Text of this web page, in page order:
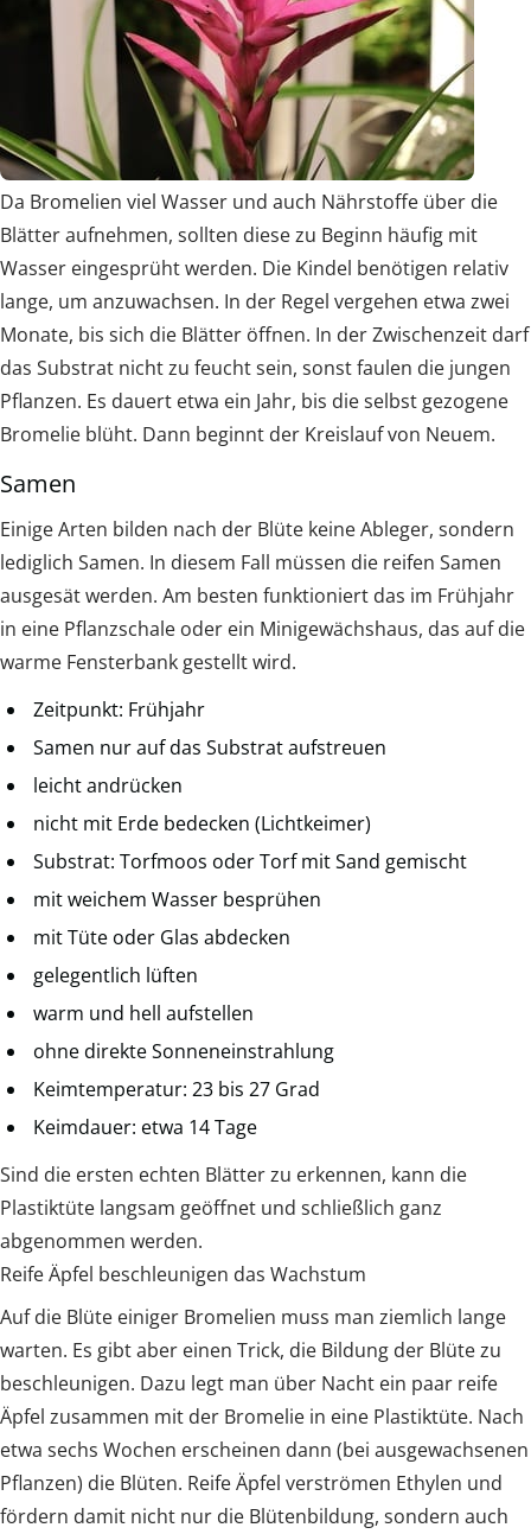
Da Bromelien viel Wasser und auch Nährstoffe über die
Blätter aufnehmen, sollten diese zu Beginn häufig mit
Wasser eingesprüht werden. Die Kindel benötigen relativ
lange, um anzuwachsen. In der Regel vergehen etwa zwei
Monate, bis sich die Blätter öffnen. In der Zwischenzeit darf
das Substrat nicht zu feucht sein, sonst faulen die jungen
Pflanzen. Es dauert etwa ein Jahr, bis die selbst gezogene
Bromelie blüht. Dann beginnt der Kreislauf von Neuem.
Samen
Einige Arten bilden nach der Blüte keine Ableger, sondern
lediglich Samen. In diesem Fall müssen die reifen Samen
ausgesät werden. Am besten funktioniert das im Frühjahr
in eine Pflanzschale oder ein Minigewächshaus, das auf die
warme Fensterbank gestellt wird.
Zeitpunkt: Frühjahr
Samen nur auf das Substrat aufstreuen
leicht andrücken
nicht mit Erde bedecken (Lichtkeimer)
Substrat: Torfmoos oder Torf mit Sand gemischt
mit weichem Wasser besprühen
mit Tüte oder Glas abdecken
gelegentlich lüften
warm und hell aufstellen
ohne direkte Sonneneinstrahlung
Keimtemperatur: 23 bis 27 Grad
Keimdauer: etwa 14 Tage
Sind die ersten echten Blätter zu erkennen, kann die
Plastiktüte langsam geöffnet und schließlich ganz
abgenommen werden.
Reife Äpfel beschleunigen das Wachstum
Auf die Blüte einiger Bromelien muss man ziemlich lange
warten. Es gibt aber einen Trick, die Bildung der Blüte zu
beschleunigen. Dazu legt man über Nacht ein paar reife
Äpfel zusammen mit der Bromelie in eine Plastiktüte. Nach
etwa sechs Wochen erscheinen dann (bei ausgewachsenen
Pflanzen) die Blüten. Reife Äpfel verströmen Ethylen und
fördern damit nicht nur die Blütenbildung, sondern auch